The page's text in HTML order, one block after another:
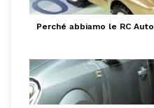
Perché abbiamo le RC